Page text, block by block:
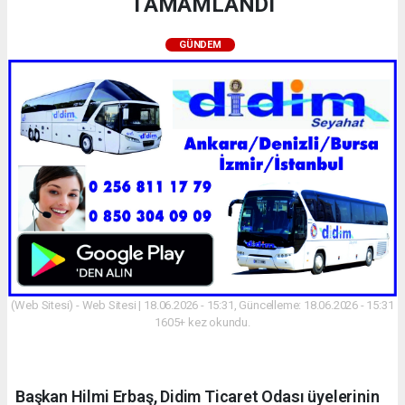
GÜNDEM
(Web Sitesi) - Web Sitesi | 18.06.2026 - 15:31, Güncelleme: 18.06.2026 - 15:31
1605+ kez okundu.
Başkan Hilmi Erbaş, Didim Ticaret Odası üyelerinin